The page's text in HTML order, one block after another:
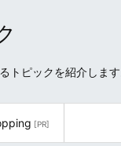
ピックを紹介します
[PR]